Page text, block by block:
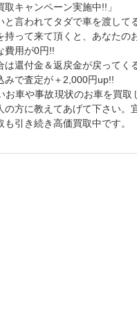
取キャンペーン実施中!!」
と言われてタダで車を渡して
持って来て頂くと、あなたの
費用が0円!!
還付金＆返戻金が戻ってく
で査定が＋2,000円up!!
お車や事故現状のお車を買
方に教えてあげて下さい。
引き続き高価買取中です。